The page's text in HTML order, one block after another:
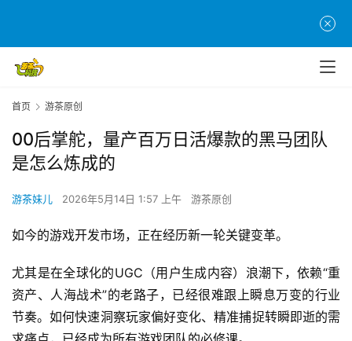
首页 游茶原创
00后掌舵，量产百万日活爆款的黑马团队
是怎么炼成的
游茶妹儿 2026年5月14日 1:57 上午 游茶原创
如今的游戏开发市场，正在经历新一轮关键变革。
尤其是在全球化的UGC（用户生成内容）浪潮下，依赖“重
资产、人海战术”的老路子，已经很难跟上瞬息万变的行业
节奏。如何快速洞察玩家偏好变化、精准捕捉转瞬即逝的需